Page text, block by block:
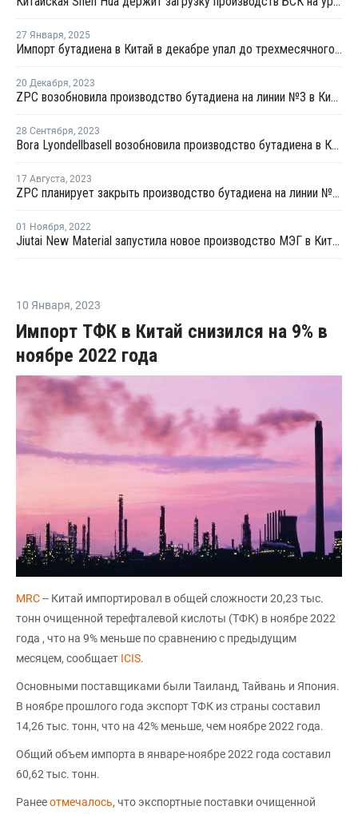
27 Января, 2025
Импорт бутадиена в Китай в декабре упал до трехмесячного минимума
20 Декабря, 2023
ZPC возобновила производство бутадиена на линии №3 в Китае
28 Сентября, 2023
Bora Lyondellbasell возобновила производство бутадиена в Китае после ремонта
17 Августа, 2023
ZPC планирует закрыть производство бутадиена на линии №3 в Китае
01 Ноября, 2022
Jiutai New Material запустила новое производство МЭГ в Китае
10 Января, 2023
Импорт ТФК в Китай снизился на 9% в
ноябре 2022 года
MRC-- Китай импортировал в общей сложности 20,23 тыс.
тонн очищенной терефталевой кислоты (ТФК) в ноябре 2022
года , что на 9% меньше по сравнению с предыдущим
месяцем, сообщает ICIS.
Основными поставщиками были Таиланд, Тайвань и Япония.
В ноябре прошлого года экспорт ТФК из страны составил
14,26 тыс. тонн, что на 42% меньше, чем ноябре 2022 года.
Общий объем импорта в январе-ноябре 2022 года составил
60,62 тыс. тонн.
Ранееотмечалось, что экспортные поставки очищенной